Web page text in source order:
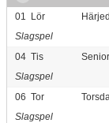
01
Lör
Slagspel
04 Tis
Slagspel
06 Tor
Slagspel